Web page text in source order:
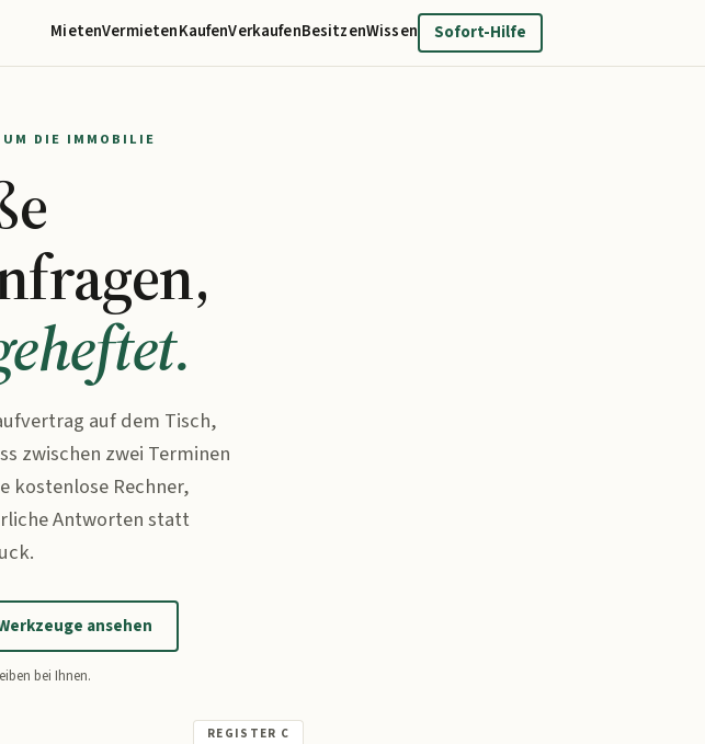
MietenVermietenKaufenVerkaufenBesitzenWissen Sofort-Hilfe
UM DIE IMMOBILIE
auf dem Tisch,
zwischen zwei Terminen
kostenlose Rechner,
Antworten statt
ansehen
bei Ihnen.